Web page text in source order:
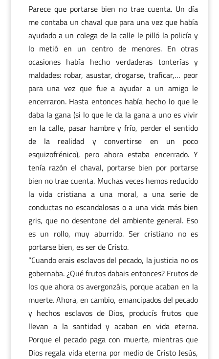
Parece que portarse bien no trae cuenta. Un día
me contaba un chaval que para una vez que había
ayudado a un colega de la calle le pilló la policía y
lo metió en un centro de menores. En otras
ocasiones había hecho verdaderas tonterías y
maldades: robar, asustar, drogarse, traficar,… peor
para una vez que fue a ayudar a un amigo le
encerraron. Hasta entonces había hecho lo que le
daba la gana (si lo que le da la gana a uno es vivir
en la calle, pasar hambre y frío, perder el sentido
de la realidad y convertirse en un poco
esquizofrénico), pero ahora estaba encerrado. Y
tenía razón el chaval, portarse bien por portarse
bien no trae cuenta. Muchas veces hemos reducido
la vida cristiana a una moral, a una serie de
conductas no escandalosas o a una vida más bien
gris, que no desentone del ambiente general. Eso
es un rollo, muy aburrido. Ser cristiano no es
portarse bien, es ser de Cristo.
“Cuando erais esclavos del pecado, la justicia no os
gobernaba. ¿Qué frutos dabais entonces? Frutos de
los que ahora os avergonzáis, porque acaban en la
muerte. Ahora, en cambio, emancipados del pecado
y hechos esclavos de Dios, producís frutos que
llevan a la santidad y acaban en vida eterna.
Porque el pecado paga con muerte, mientras que
Dios regala vida eterna por medio de Cristo Jesús,